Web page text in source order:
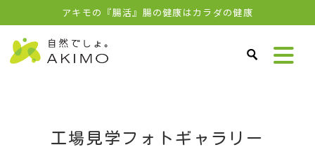
アキモの『腸活』腸の健康はカラダの健康
工場見学フォトギャラリー